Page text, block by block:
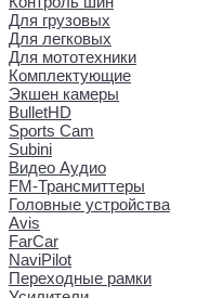
Для грузовых
Для легковых
Для мототехники
Комплектующие
Экшен камеры
BulletHD
Sports Cam
Subini
Видео Аудио
FM-Трансмиттеры
Головные устройства
Avis
FarCar
NaviPilot
Переходные рамки